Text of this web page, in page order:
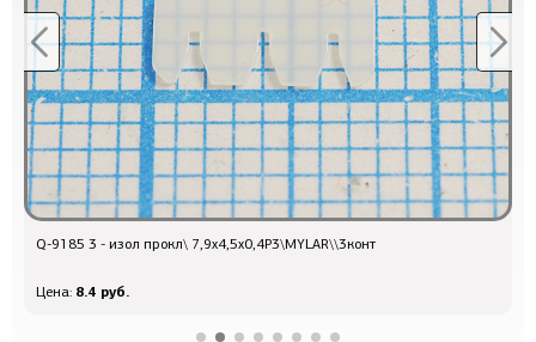
Q-9185 3 - изол прокл\ 7,9x4,5x0,4P3\MYLAR\\3конт
Цена:8.4 руб.